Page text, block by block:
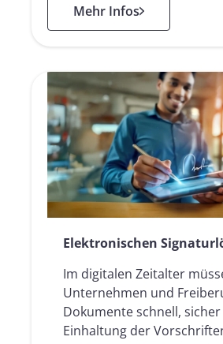
Mehr Infos
: Qualifizierte digitale Zertifikate
Elektronischen
Im digitalen Zeitalter
Unternehmen und
Dokumente schnell,
Einhaltung der